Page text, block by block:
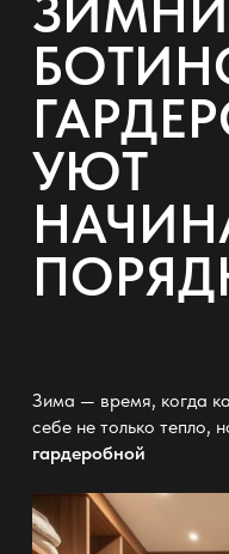
УЮТ
Зима — время, когда
себе не только тепло,
гардеробной